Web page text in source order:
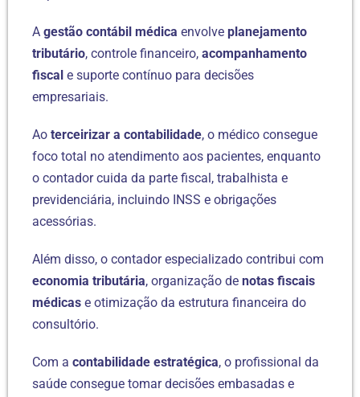
A gestão contábil médica envolve planejamento
tributário, controle financeiro, acompanhamento
fiscal e suporte contínuo para decisões
empresariais.
Ao terceirizar a contabilidade, o médico consegue
foco total no atendimento aos pacientes, enquanto
o contador cuida da parte fiscal, trabalhista e
previdenciária, incluindo INSS e obrigações
acessórias.
Além disso, o contador especializado contribui com
economia tributária, organização de notas fiscais
médicas e otimização da estrutura financeira do
consultório.
Com a contabilidade estratégica, o profissional da
saúde consegue tomar decisões embasadas e